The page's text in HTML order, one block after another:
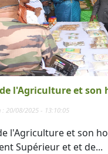
l'Agriculture et son
20/08/2025 - 13:10:05
l'Agriculture et son
Supérieur et et de...